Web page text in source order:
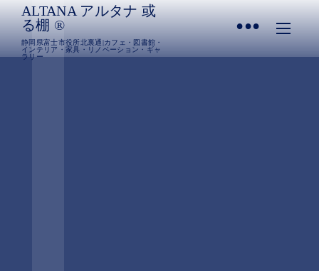
ALTANA アルタナ 或
る棚 ®︎
静岡県富士市役所北裏通|カフェ・図書館・
インテリア・家具・リノベーション・ギャ
ラリー
•